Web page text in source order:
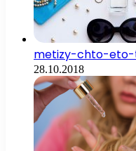
metizy-chto-eto-
28.10.2018